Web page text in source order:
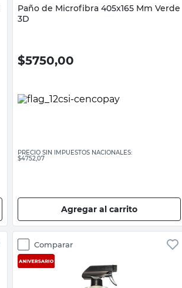
Paño de Microfibra 405x165 Mm Verde
3D
$5750,00
PRECIO SIN IMPUESTOS NACIONALES:
$4752,07
Agregar al carrito
Comparar